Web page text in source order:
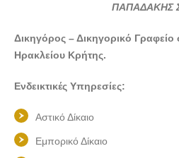
ΠΑΠΑΔΑΚΗΣ
Δικηγόρος – Δικηγορικό
Ηρακλείου Κρήτης.
Ενδεικτικές Υπηρεσίες:
Αστικό Δίκαιο
Εμπορικό Δίκαιο